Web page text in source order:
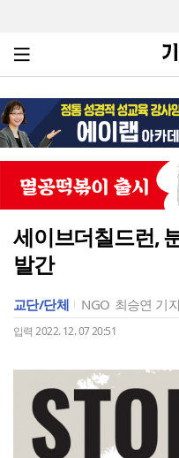
세이브더칠드런,
발간
교단/단체 NGO 최승연 기
입력 2022. 12. 07 20:51